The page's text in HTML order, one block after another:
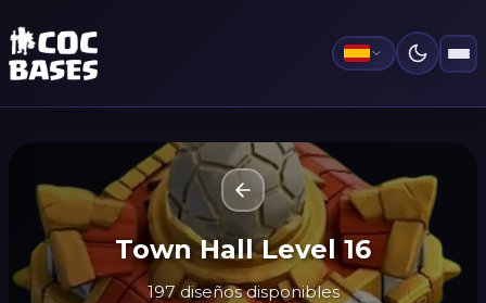
Town Hall Level 16
197 diseños disponibles